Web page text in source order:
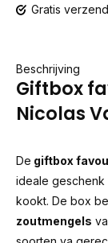
Gratis
Beschrijving
Giftbox
Nicolas
De giftbox
ideale geschenk
kookt. De box
zoutmengels